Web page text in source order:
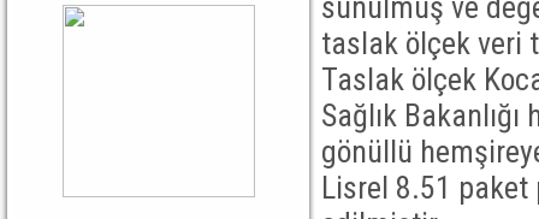
taslak ölçek veri
Taslak ölçek
Sağlık
gönüllü
Lisrel 8.51 paket